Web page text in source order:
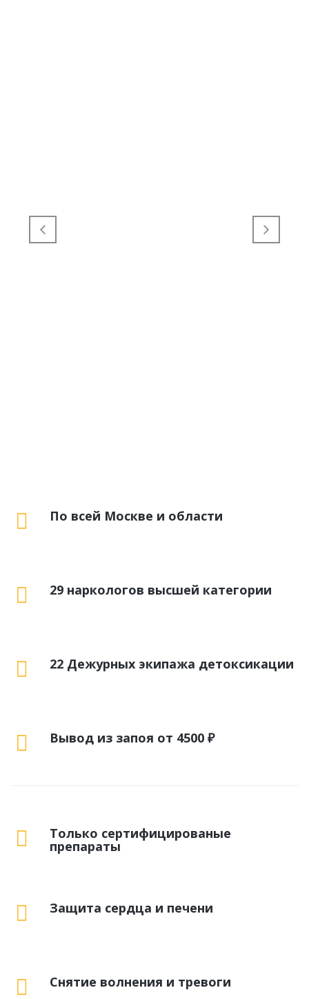
По всей Москве и области
29 наркологов высшей категории
22 Дежурных экипажа детоксикации
Вывод из запоя от 4500 ₽
Только сертифицированые
препараты
Защита сердца и печени
Снятие волнения и тревоги